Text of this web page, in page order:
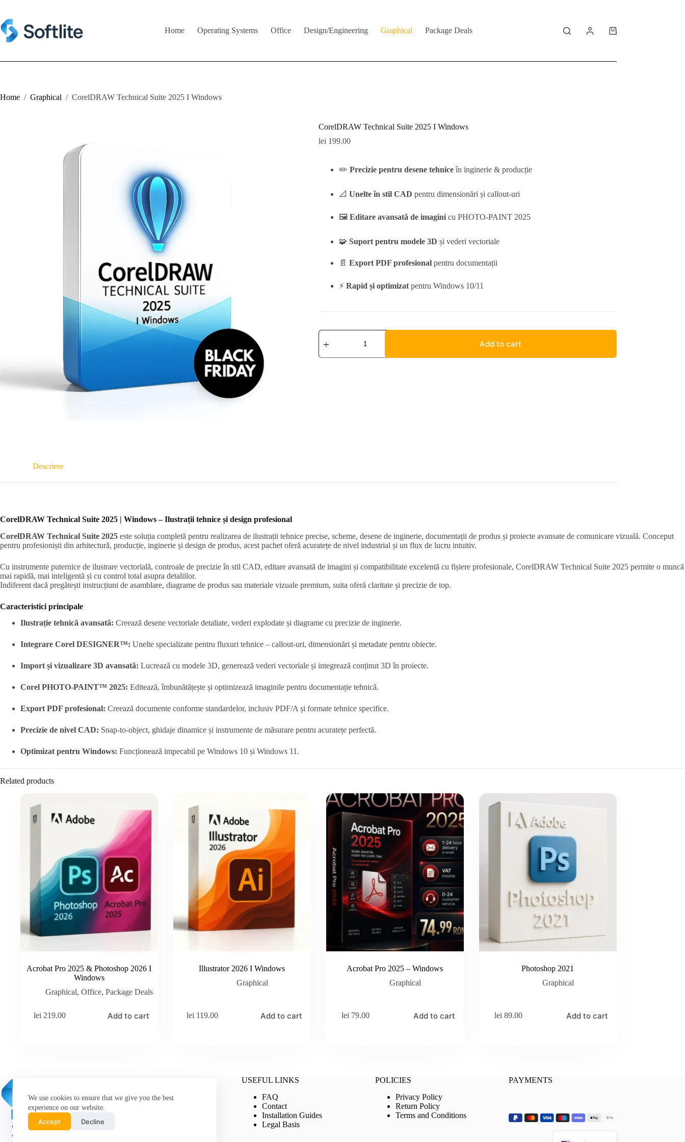
content
We use cookies to ensure that we give you the best
experience on our website.
Accept Decline
Home Operating Systems Office Design/Engineering Graphical Package Deals
Shopping
Home / Graphical / CorelDRAW Technical Suite 2025 I Windows
CorelDRAW Technical Suite 2025 I Windows
lei 199.00
✏️ Precizie pentru desene tehniceîn inginerie & producție
📐 Unelte în stil CAD pentru dimensionări și callout-uri
🖼️ Editare avansată de imaginicu PHOTO-PAINT 2025
🧩 Suport pentru modele 3D și vederi vectoriale
📄 Export PDF profesionalpentru documentații
⚡ Rapid și optimizatpentru Windows 10/11
CorelDRAW
Technical
2025
Add to cart
Descriere
CorelDRAW Technical Suite 2025 | Windows – Ilustrații tehnice și design profesional
CorelDRAW Technical Suite 2025 este soluția completă pentru realizarea de ilustrații tehnice precise, scheme, desene de inginerie, documentații de produs și proiecte avansate de comunicare vizuală. Conceput
pentru profesioniști din arhitectură, producție, inginerie și design de produs, acest pachet oferă acuratețe de nivel industrial și un flux de lucru intuitiv.
Cu instrumente puternice de ilustrare vectorială, controale de precizie în stil CAD, editare avansată de imagini și compatibilitate excelentă cu fișiere profesionale, CorelDRAW Technical Suite 2025 permite o muncă
mai rapidă, mai inteligentă și cu control total asupra detaliilor.
Indiferent dacă pregătești instrucțiuni de asamblare, diagrame de produs sau materiale vizuale premium, suita oferă claritate și precizie de top.
Caracteristici principale
Ilustrație tehnică avansată: Creează desene vectoriale detaliate, vederi explodate și diagrame cu precizie de inginerie.
Integrare Corel DESIGNER™: Unelte specializate pentru fluxuri tehnice – callout-uri, dimensionări și metadate pentru obiecte.
Import și vizualizare 3D avansată: Lucrează cu modele 3D, generează vederi vectoriale și integrează conținut 3D în proiecte.
Corel PHOTO-PAINT™ 2025: Editează, îmbunătățește și optimizează imaginile pentru documentație tehnică.
Export PDF profesional: Creează documente conforme standardelor, inclusiv PDF/A și formate tehnice specifice.
Precizie de nivel CAD: Snap-to-object, ghidaje dinamice și instrumente de măsurare pentru acuratețe perfectă.
Optimizat pentru Windows: Funcționează impecabil pe Windows 10 și Windows 11.
Related products
Acrobat Pro 2025 & Photoshop 2026 I
Windows
Graphical,Office,Package Deals
lei 219.00 Add to cart
Illustrator 2026 I Windows
Graphical
lei 119.00 Add to cart
Acrobat Pro 2025 – Windows
Graphical
lei 79.00 Add to cart
Photoshop 2021
Graphical
lei 89.00 Add to cart
Softlite SRL
USEFUL LINKS
FAQ
Contact
Installation Guides
Legal Basis
POLICIES
Privacy Policy
Return Policy
Terms and Conditions
PAYMENTS